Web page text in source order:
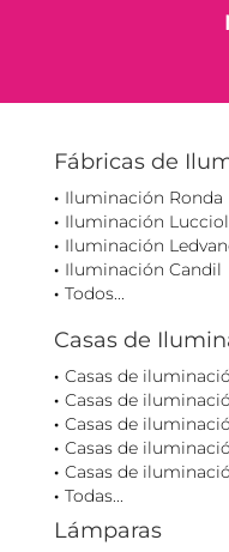
Fábricas de
Iluminación Ronda
Iluminación
Iluminación
Iluminación Candil
Todos...
Casas de
Casas de
Casas de
Casas de
Casas de
Casas de
Todas...
Lámparas